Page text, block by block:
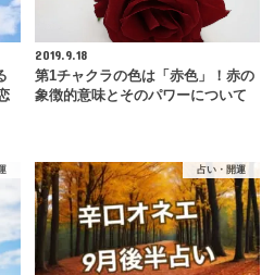
2019.9.18
第1チャクラの色は「赤色」！赤の
象徴的意味とそのパワーについて
占い・開運